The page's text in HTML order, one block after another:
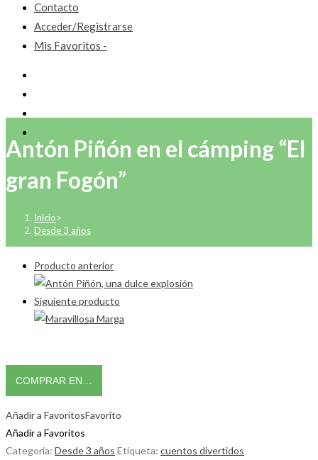
Contacto
Acceder/Registrarse
Mis Favoritos -
Antón Piñón en el cámping “El
gran Fogón”
Inicio>
Desde 3 años
Producto anterior
Siguiente producto
COMPRAR EN…
Añadir a FavoritosFavorito
Añadir a Favoritos
Categoría: Desde 3 años Etiqueta: cuentos divertidos